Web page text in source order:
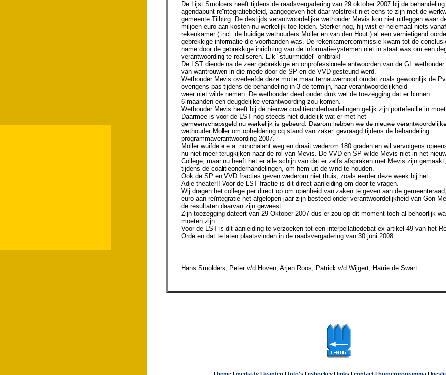
De Lijst Smolders heeft tijdens de raadsvergadering van 29 oktober 2007 bij de
agendapunt reïntegratiebeleid, aangegeven het daar volstrekt niet eens te zijn met de
gemeente Tilburg. De destijds verantwoordelijke wethouder Mevis kon niet uitleggen waar
miljoen euro aan kosten nu werkelijk toe leiden. Sterker nog, hij wist er helemaal niets
rekenkamer ( incl. de huidige wethouders Moller en van den Hout ) al een vernietigend
gebrekkige informatie die voorhanden was. De rekenkamercommissie kwam tot de
name door de gebrekkige inrichting van de informatiesystemen niet in staat was om een
verantwoording te realiseren. Elk "stuurmiddel" ontbrak!
De LST diende na de zeer gebrekkige en onprofessionele antwoorden van de GL
van wantrouwen in die mede door de SP en de VVD gesteund werd.
Wethouder Mevis overleefde deze motie maar ternauwernood omdat zoals gewoonlijk de
overigens pas tijdens de behandeling in 3 de termijn, haar verantwoordelijkheid
weer niet wilde nemen. De wethouder deed onder druk wel de toezegging dat er binnen
6 maanden een deugdelijke verantwoording zou komen.
Wethouder Mevis heeft bij de nieuwe coalitieonderhandelingen gelijk zijn portefeuille in
Daarmee is voor de LST nog steeds niet duidelijk wat er met het
gemeenschapsgeld nu werkelijk is gebeurd. Daarom hebben we de nieuwe verantwoordelijke
wethouder Moller om opheldering cq stand van zaken gevraagd tijdens de behandeling
programmaverantwoording 2007.
Moller wuifde e.e.a. nonchalant weg en draait wederom 180 graden en wil vervolgens
nu niet meer terugkijken naar de rol van Mevis. De VVD en SP wilde Mevis niet in het
College, maar nu heeft het er alle schijn van dat er zelfs afspraken met Mevis zijn gemaakt,
tijdens de coalitieonderhandelingen, om hem uit de wind te houden.
Ook de SP en VVD fracties geven wederom niet thuis, zoals eerder deze week bij het
Adje-theater!! Voor de LST fractie is dit direct aanleiding om door te vragen.
Wij dragen het college per direct op om openheid van zaken te geven aan de
euro aan reïntegratie het afgelopen jaar zijn besteed onder verantwoordelijkheid van Gon
de resultaten daarvan zijn geweest.
Zijn toezegging dateert van 29 Oktober 2007 dus er zou op dit moment toch al behoorlijk
moeten zijn.
Voor de LST is dit aanleiding te verzoeken tot een interpellatiedebat ex artikel 49 van het
Orde en dat te laten plaatsvinden in de raadsvergadering van 30 juni 2008.
Hans Smolders, Peter v/d Hoven, Arjen Roos, Patrick v/d Wijgert, Harrie de Swart
| home| media-tv| kranten | foto's| ijshockey| links| contact|burgerprogramma|